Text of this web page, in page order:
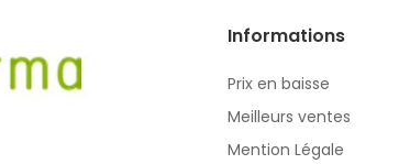
Informations
Prix en baisse
Meilleurs ventes
Mention Légale